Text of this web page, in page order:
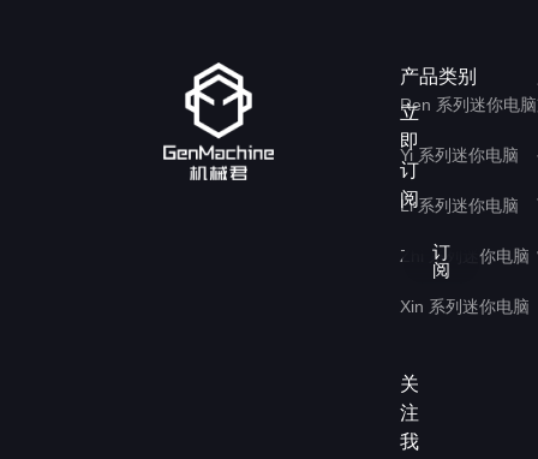
产品类别
Ren 系列迷你电脑
Yi 系列迷你电脑
Li 系列迷你电脑
Zhi 系列迷你电脑
Xin 系列迷你电脑
立
即
订
阅
件
订
阅
关
注
我